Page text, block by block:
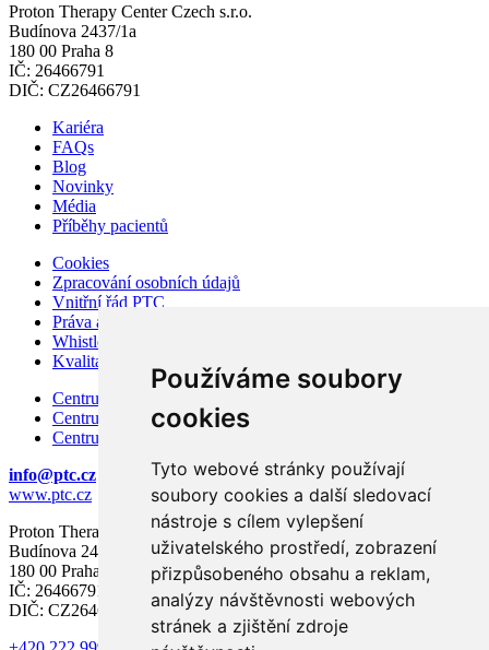
Používáme soubory
cookies
Tyto webové stránky používají
soubory cookies a další sledovací
nástroje s cílem vylepšení
uživatelského prostředí, zobrazení
přizpůsobeného obsahu a reklam,
analýzy návštěvnosti webových
stránek a zjištění zdroje
Proton Therapy Center Czech s.r.o.
Budínova 2437/1a
180 00 Praha 8
IČ: 26466791
DIČ: CZ26466791
Kariéra
FAQs
Blog
Novinky
Média
Příběhy pacientů
Cookies
Zpracování osobních údajů
Vnitřní řád PTC
Práva a povinnosti pacienta
Whistleblowing – ochrana oznamovatelů
Kvalita a bezpečí
Centrum karcinomu prostaty
Centrum karcinomu prsu
Centrum moderní diagnostiky
info@ptc.cz
www.ptc.cz
Proton Therapy Center Czech s.r.o.
Budínova 2437/1a
180 00 Praha 8
IČ: 26466791
DIČ: CZ26466791